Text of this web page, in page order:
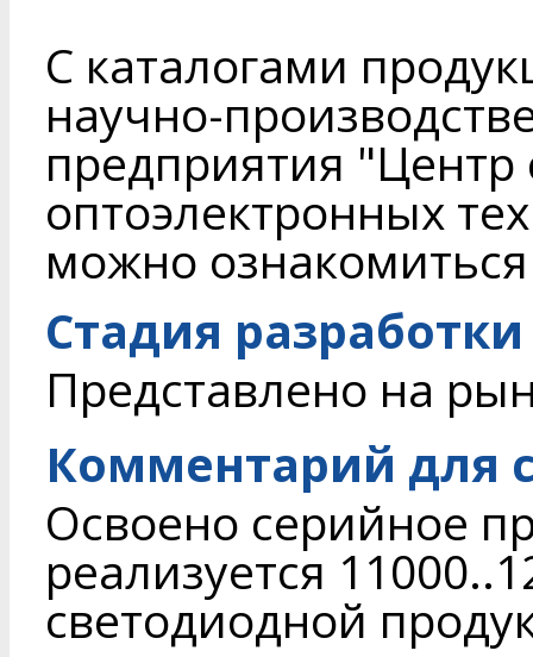
С каталогами
научно-
предприятия
оптоэлектронных
можно
Стадия разработки
Представлено на
Комментарий для
Освоено серийное
реализуется
светодиодной